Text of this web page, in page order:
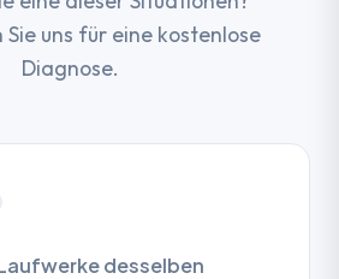
uns für eine kostenlose
Diagnose.
desselben